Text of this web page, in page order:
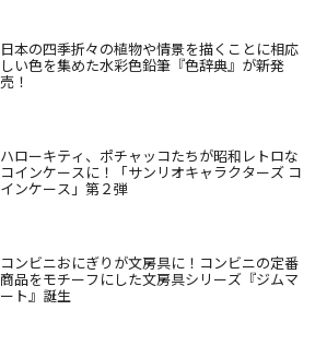
日本の四季折々の植物や情景を描くことに相応
しい色を集めた水彩色鉛筆『色辞典』が新発
売！
ハローキティ、ポチャッコたちが昭和レトロな
コインケースに！「サンリオキャラクターズ コ
インケース」第２弾
コンビニおにぎりが文房具に！コンビニの定番
商品をモチーフにした文房具シリーズ『ジムマ
ート』誕生